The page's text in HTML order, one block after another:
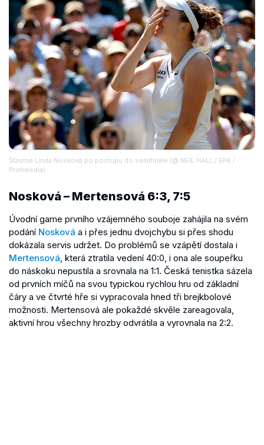
Šťastná Linda Nosková po postupu do semifinále (@ NEIL HALL / EPA /
Profimedia)
Nosková – Mertensová 6:3, 7:5
Úvodní game prvního vzájemného souboje zahájila na svém
podání Nosková a i přes jednu dvojchybu si přes shodu
dokázala servis udržet. Do problémů se vzápětí dostala i
Mertensová, která ztratila vedení 40:0, i ona ale soupeřku
do náskoku nepustila a srovnala na 1:1. Česká tenistka sázela
od prvních míčů na svou typickou rychlou hru od základní
čáry a ve čtvrté hře si vypracovala hned tři brejkbolové
možnosti. Mertensová ale pokaždé skvěle zareagovala,
aktivní hrou všechny hrozby odvrátila a vyrovnala na 2:2.